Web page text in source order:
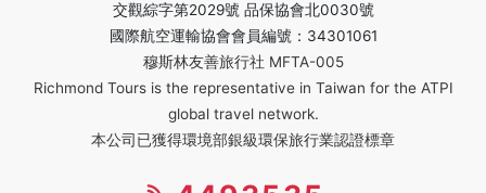
交觀綜字第2029號 品保協會北0030號
國際航空運輸協會會員編號：34301061
穆斯林友善旅行社 MFTA-005
Richmond Tours is the representative in Taiwan for the ATPI
global travel network.
本公司已獲得環境部銀級環保旅行業認證標章